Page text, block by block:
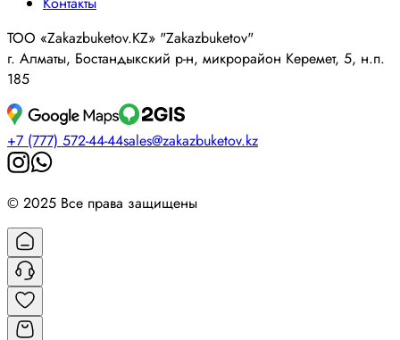
ТОО «Zakazbuketov.KZ» "Zakazbuketov"
г. Алматы, Бостандыкский р-н, микрорайон Керемет, 5, н.п.
185
+7 (777) 572-44-44sales@zakazbuketov.kz
© 2025 Все права защищены